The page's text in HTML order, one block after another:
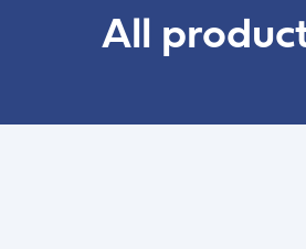
All